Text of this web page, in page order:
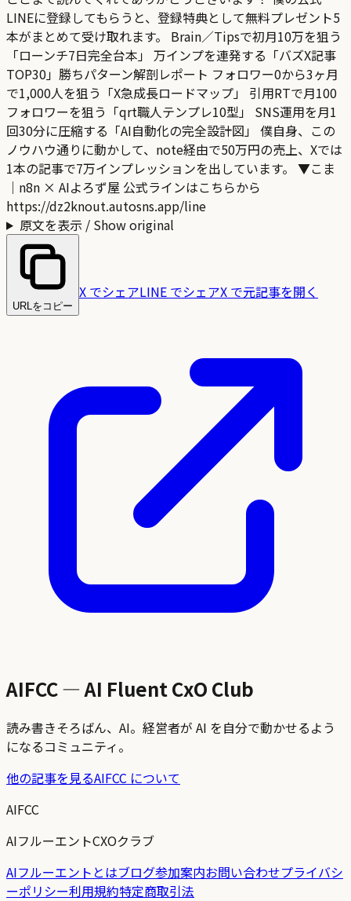
LINEに登録してもらうと、登録特典として無料プレゼント5
本がまとめて受け取れます。 Brain／Tipsで初月10万を狙う
「ローンチ7日完全台本」 万インプを連発する「バズX記事
TOP30」勝ちパターン解剖レポート フォロワー0から3ヶ月
で1,000人を狙う「X急成長ロードマップ」 引用RTで月100
フォロワーを狙う「qrt職人テンプレ10型」 SNS運用を月1
回30分に圧縮する「AI自動化の完全設計図」 僕自身、この
ノウハウ通りに動かして、note経由で50万円の売上、Xでは
1本の記事で7万インプレッションを出しています。 ▼こま
｜n8n × AIよろず屋 公式ラインはこちらから
https://dz2knout.autosns.app/line
原文を表示 / Show original
URLをコピー
X でシェアLINE でシェアX で元記事を開く
AIFCC — AI Fluent CxO Club
読み書きそろばん、AI。経営者が AI を自分で動かせるよう
になるコミュニティ。
他の記事を見るAIFCC について
AIFCC
AIフルーエントCXOクラブ
AIフルーエントとはブログ参加案内お問い合わせプライバシ
ーポリシー利用規約特定商取引法